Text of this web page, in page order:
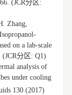
(JCR分区:
Zhang,
on a lab-scale
分区: Q1)
analysis of
under cooling
130 (2017)